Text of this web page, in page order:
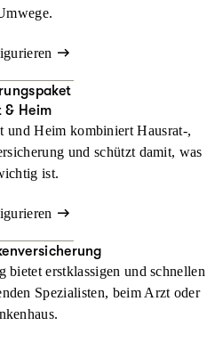
& Heim
und Heim kombiniert Hausrat-,
und schützt damit, was
ist.
erstklassigen und schnellen
Spezialisten, beim Arzt oder